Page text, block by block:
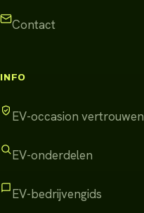
Contact
INFO
EV-occasion vertrouwen
EV-onderdelen
EV-bedrijvengids